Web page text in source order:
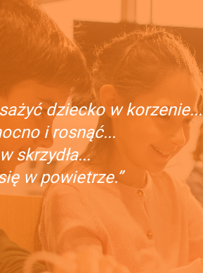
dziecko w korzenie...
i rosnąć...
skrzydła...
w powietrze.”